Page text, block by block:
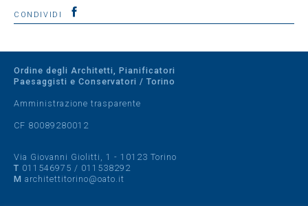
CONDIVIDI
Ordine degli Architetti, Pianificatori
Paesaggisti e Conservatori / Torino
Amministrazione trasparente
CF 80089280012
Via Giovanni Giolitti, 1 - 10123 Torino
T 011546975 / 011538292
M architettitorino@oato.it